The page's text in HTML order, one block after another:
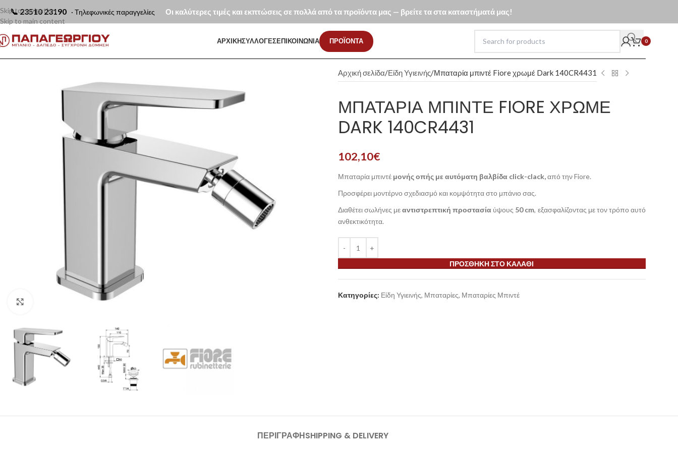
📞 23510 23190 · Τηλεφωνικές παραγγελίες Οι καλύτερες τιμές και εκπτώσεις σε πολλά από τα προϊόντα μας — βρείτε τα στα καταστήματά μας!
Skip to navigation
Skip to main content
ΑΡΧΙΚΗΣΥΛΛΟΓΕΣΕΠΙΚΟΙΝΩΝΙΑ ΠΡΟΪΟΝΤΑ 0
Αρχική σελίδα Είδη Υγιεινής Μπαταρία μπιντέ Fiore χρωμέ Dark 140CR4431
ΜΠΑΤΑΡΊΑ ΜΠΙΝΤΈ FIORE ΧΡΩΜΈ
DARK 140CR4431
102,10€
Μπαταρία μπιντέ μονής οπής με αυτόματη βαλβίδα click-clack,από την Fiore.
Προσφέρει μοντέρνο σχεδιασμό και κομψότητα στο μπάνιο σας.
Διαθέτει σωλήνες μεαντιστρεπτική προστασία ύψους 50 cm, εξασφαλίζοντας με τον τρόπο αυτό
ανθεκτικότητα.
ΠΡΟΣΘΉΚΗ ΣΤΟ ΚΑΛΆΘΙ
Κατηγορίες: Είδη Υγιεινής, Μπαταρίες, Μπαταρίες Μπιντέ
ΠΕΡΙΓΡΑΦΉSHIPPING & DELIVERY